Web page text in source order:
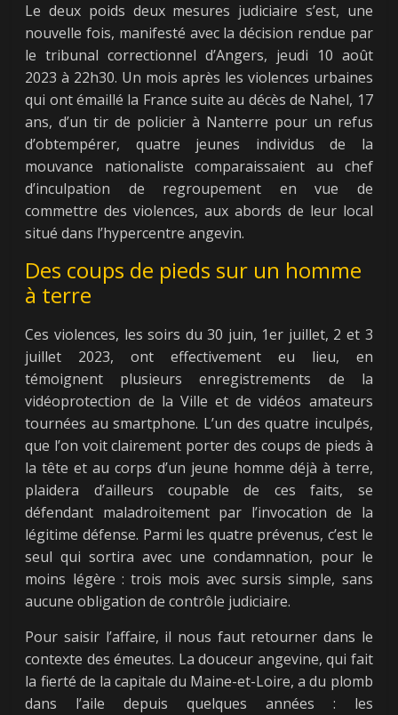
Le deux poids deux mesures judiciaire s’est, une
nouvelle fois, manifesté avec la décision rendue par
le tribunal correctionnel d’Angers, jeudi 10 août
2023 à 22h30. Un mois après les violences urbaines
qui ont émaillé la France suite au décès de Nahel, 17
ans, d’un tir de policier à Nanterre pour un refus
d’obtempérer, quatre jeunes individus de la
mouvance nationaliste comparaissaient au chef
d’inculpation de regroupement en vue de
commettre des violences, aux abords de leur local
situé dans l’hypercentre angevin.
Des coups de pieds sur un homme
à terre
Ces violences, les soirs du 30 juin, 1er juillet, 2 et 3
juillet 2023, ont effectivement eu lieu, en
témoignent plusieurs enregistrements de la
vidéoprotection de la Ville et de vidéos amateurs
tournées au smartphone. L’un des quatre inculpés,
que l’on voit clairement porter des coups de pieds à
la tête et au corps d’un jeune homme déjà à terre,
plaidera d’ailleurs coupable de ces faits, se
défendant maladroitement par l’invocation de la
légitime défense. Parmi les quatre prévenus, c’est le
seul qui sortira avec une condamnation, pour le
moins légère : trois mois avec sursis simple, sans
aucune obligation de contrôle judiciaire.
Pour saisir l’affaire, il nous faut retourner dans le
contexte des émeutes. La douceur angevine, qui fait
la fierté de la capitale du Maine-et-Loire, a du plomb
dans l’aile depuis quelques années : les